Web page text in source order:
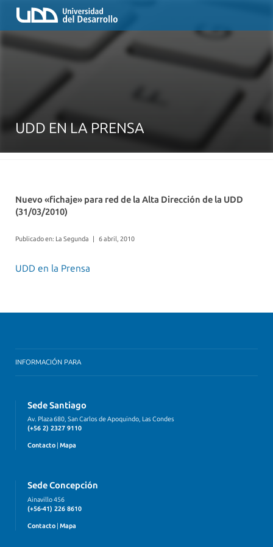
UDD EN LA PRENSA
Nuevo «fichaje» para red de la Alta Dirección de la UDD
(31/03/2010)
Publicado en: La Segunda | 6 abril, 2010
UDD en la Prensa
INFORMACIÓN PARA
Sede Santiago
Av. Plaza 680, San Carlos de Apoquindo, Las Condes
(+56 2) 2327 9110
Contacto Mapa
Sede Concepción
Ainavillo 456
(+56-41) 226 8610
Contacto | Mapa